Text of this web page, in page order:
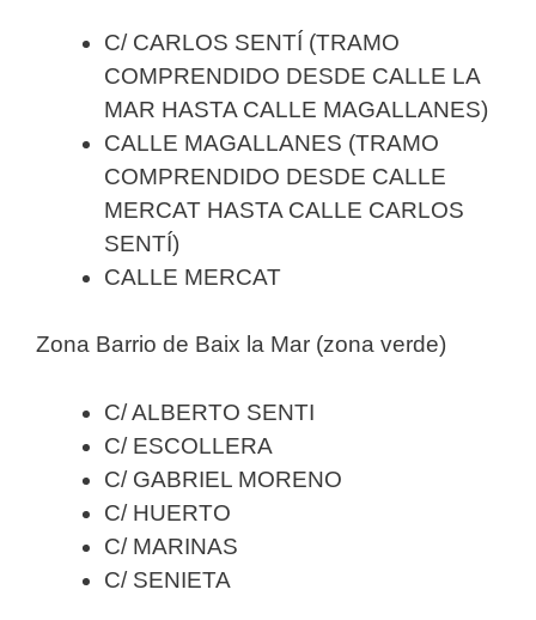
C/ CARLOS SENTÍ (TRAMO
COMPRENDIDO DESDE CALLE LA
MAR HASTA CALLE MAGALLANES)
CALLE MAGALLANES (TRAMO
COMPRENDIDO DESDE CALLE
MERCAT HASTA CALLE CARLOS
SENTÍ)
CALLE MERCAT
Zona Barrio de Baix la Mar (zona verde)
C/ ALBERTO SENTI
C/ ESCOLLERA
C/ GABRIEL MORENO
C/ HUERTO
C/ MARINAS
C/ SENIETA